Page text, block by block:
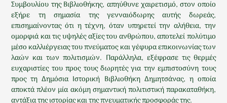
Συμβουλίου της Βιβλιοθήκης, απηύθυνε χαιρετισμό, στον οποίο
εξήρε τη σημασία της γενναιόδωρης αυτής δωρεάς,
επισημαίνοντας ότι η τέχνη, όταν υπηρετεί την αλήθεια, την
ομορφιά και τις υψηλές αξίες του ανθρώπου, αποτελεί πολύτιμο
μέσο καλλιέργειας του πνεύματος και γέφυρα επικοινωνίας των
λαών και των πολιτισμών. Παράλληλα, εξέφρασε τις θερμές
ευχαριστίες του προς τους δωρητές για την εμπιστοσύνη τους
προς τη Δημόσια Ιστορική Βιβλιοθήκη Δημητσάνας, η οποία
αποκτά πλέον μία ακόμη σημαντική πολιτιστική παρακαταθήκη,
αντάξια της ιστορίας και της πνευματικής προσφοράς της.